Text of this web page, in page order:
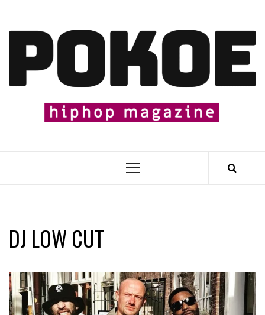
content
Primary
DJ LOW CUT